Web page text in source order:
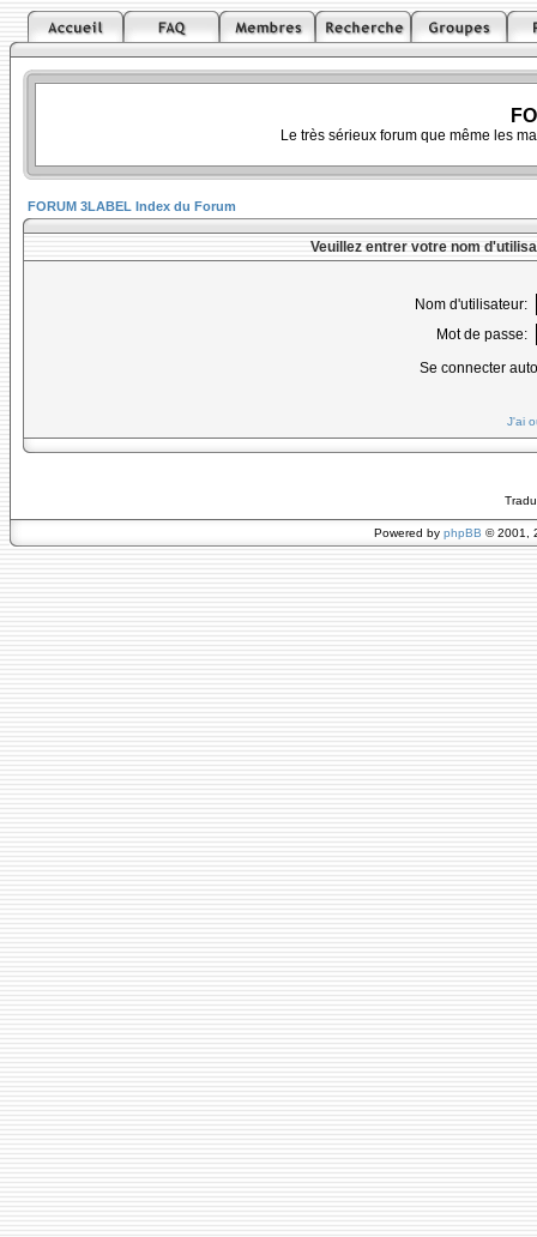
Le très sérieux forum que même les
FORUM 3LABEL Index du Forum
Veuillez entrer votre nom
Nom d'utilisateur:
Mot de passe:
Se connecter
J'ai
Powered by phpBB © 2001,